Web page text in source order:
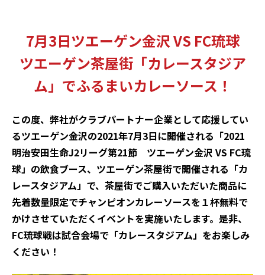
7月3日ツエーゲン金沢 VS FC琉球
ツエーゲン茶屋街「カレースタジア
ム」でふるまいカレーソース！
この度、弊社がクラブパートナー企業として応援してい
るツエーゲン金沢の2021年7月3日に開催される「2021
明治安田生命J2リーグ第21節 ツエーゲン金沢 VS FC琉
球」の飲食ブース、ツエーゲン茶屋街で開催される「カ
レースタジアム」で、茶屋街でご購入いただいた商品に
先着数量限定でチャンピオンカレーソースを１杯無料で
かけさせていただくイベントを実施いたします。是非、
FC琉球戦は試合会場で「カレースタジアム」をお楽しみ
ください！